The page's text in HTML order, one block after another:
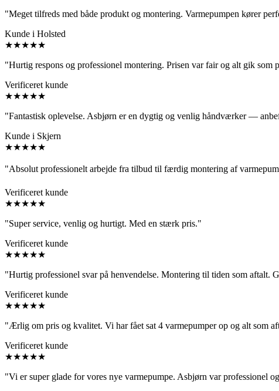
"Meget tilfreds med både produkt og montering. Varmepumpen kører
Kunde i Holsted
★★★★★
"Hurtig respons og professionel montering. Prisen var fair og alt gik som
Verificeret kunde
★★★★★
"Fantastisk oplevelse. Asbjørn er en dygtig og venlig håndværker —
Kunde i Skjern
★★★★★
"Absolut professionelt arbejde fra tilbud til færdig montering af
Verificeret kunde
★★★★★
"Super service, venlig og hurtigt. Med en stærk pris."
Verificeret kunde
★★★★★
"Hurtig professionel svar på henvendelse. Montering til tiden som aftalt.
Verificeret kunde
★★★★★
"Ærlig om pris og kvalitet. Vi har fået sat 4 varmepumper op og alt som
Verificeret kunde
★★★★★
"Vi er super glade for vores nye varmepumpe. Asbjørn var professionel